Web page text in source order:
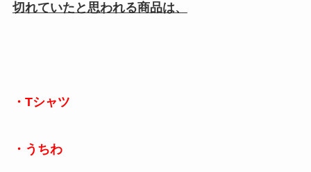
切れていたと思われる商品は、
・Tシャツ
・うちわ